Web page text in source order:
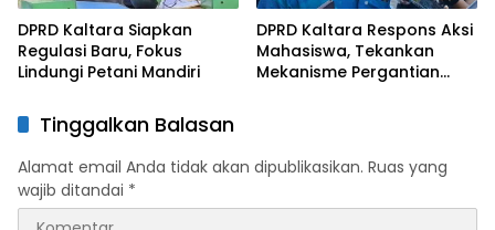
DPRD Kaltara Siapkan
Regulasi Baru, Fokus
Lindungi Petani Mandiri
DPRD Kaltara Respons Aksi
Mahasiswa, Tekankan
Mekanisme Pergantian
Tinggalkan Balasan
Alamat email Anda tidak akan dipublikasikan. Ruas yang
wajib ditandai *